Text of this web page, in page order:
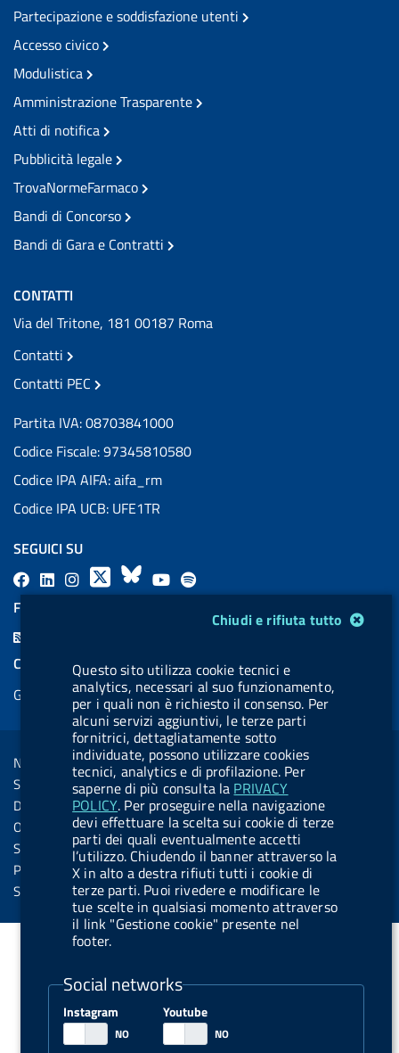
Chiudi e rifiuta tutto
Questo sito utilizza cookie tecnici e
analytics, necessari al suo funzionamento,
per i quali non è richiesto il consenso. Per
alcuni servizi aggiuntivi, le terze parti
fornitrici, dettagliatamente sotto
individuate, possono utilizzare cookies
tecnici, analytics e di profilazione. Per
saperne di più consulta la PRIVACY
POLICY. Per proseguire nella navigazione
devi effettuare la scelta sui cookie di terze
parti dei quali eventualmente accetti
l’utilizzo. Chiudendo il banner attraverso la
X in alto a destra rifiuti tutti i cookie di
terze parti. Puoi rivedere e modificare le
tue scelte in qualsiasi momento attraverso
il link "Gestione cookie" presente nel
footer.
Social networks
Instagram Youtube
Partecipazione e soddisfazione utenti
Accesso civico
Modulistica
Amministrazione Trasparente
Atti di notifica
Pubblicità legale
TrovaNormeFarmaco
Bandi di Concorso
Bandi di Gara e Contratti
CONTATTI
Via del Tritone, 181 00187 Roma
Contatti
Contatti PEC
Partita IVA: 08703841000
Codice Fiscale: 97345810580
Codice IPA AIFA: aifa_rm
Codice IPA UCB: UFE1TR
SEGUICI SU
F
a
L
i
a
l
.
b
u
t
t
o
n
.
i
n
s
a
g
X
B
l
s
k
y
Y
o
u
b
e
l
a
l
.
b
u
t
t
o
n
.
s
p
i
f
FEED RSS
COOKIES
Gestione cookie
Sezione Link Utili
Note legali
Social Media Policy
Dichiarazione di accessibilità
Obiettivi di accessibilità
Statistiche sito
Privacy
Servizi Online